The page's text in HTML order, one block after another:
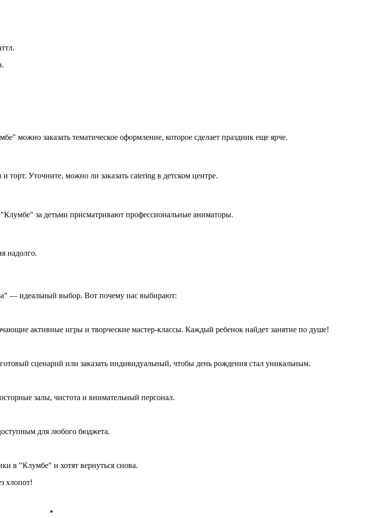
можно заказать тематическое оформление, которое сделает праздник еще ярче.
Уточните, можно ли заказать catering в детском центре.
за детьми присматривают профессиональные аниматоры.
надолго.
— идеальный выбор. Вот почему нас выбирают:
активные игры и творческие мастер-классы. Каждый ребенок найдет занятие по душе!
сценарий или заказать индивидуальный, чтобы день рождения стал уникальным.
залы, чистота и внимательный персонал.
для любого бюджета.
в "Клумбе" и хотят вернуться снова.
хлопот!